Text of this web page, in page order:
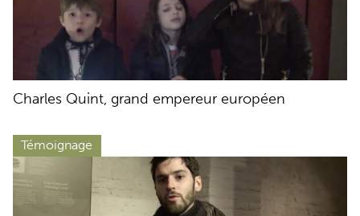
Charles Quint, grand empereur européen
Témoignage